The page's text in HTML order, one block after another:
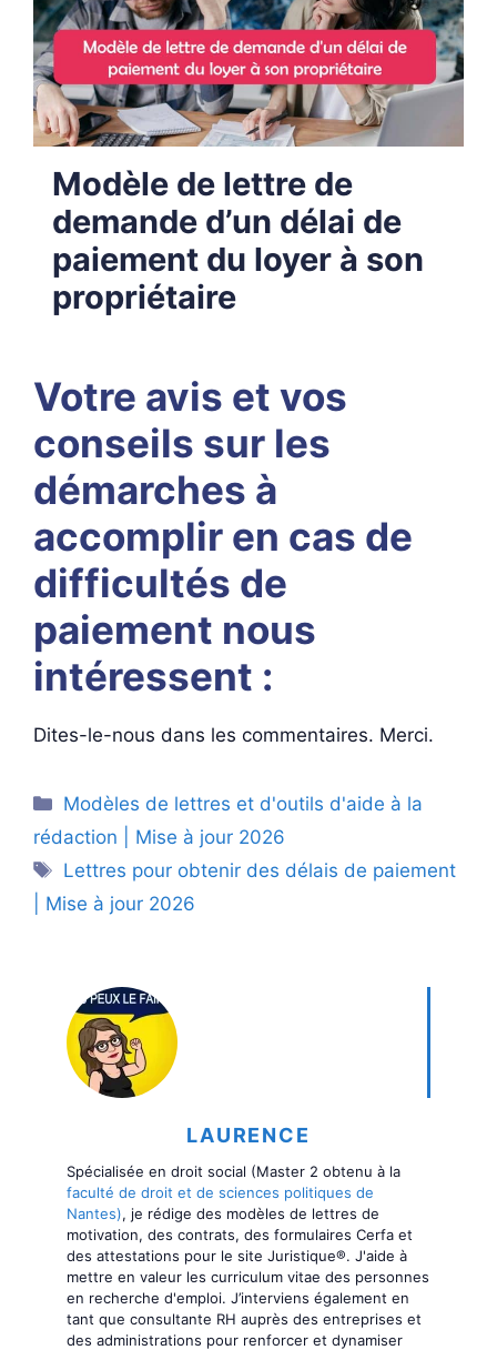
Modèle de lettre de
demande d’un délai de
paiement du loyer à son
propriétaire
Votre avis et vos
conseils sur les
démarches à
accomplir en cas de
difficultés de
paiement nous
intéressent :
Dites-le-nous dans les commentaires. Merci.
Catégories
Modèles de lettres et d'outils d'aide à la
rédaction | Mise à jour 2026
Étiquettes
Lettres pour obtenir des délais de paiement
| Mise à jour 2026
LAURENCE
Spécialisée en droit social (Master 2 obtenu à la
faculté de droit et de sciences politiques de
Nantes), je rédige des modèles de lettres de
motivation, des contrats, des formulaires Cerfa et
des attestations pour le site Juristique®. J'aide à
mettre en valeur les curriculum vitae des personnes
en recherche d'emploi. J’interviens également en
tant que consultante RH auprès des entreprises et
des administrations pour renforcer et dynamiser